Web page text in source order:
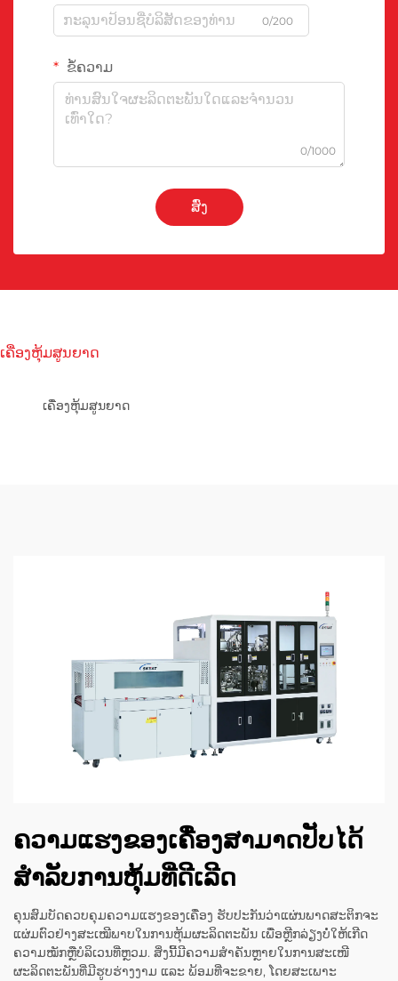
0/200
ຂໍ້ຄວາມ
0/1000
ສົ່ງ
ເຄື່ອງຫຸ້ມສູນຍາດ
ເຄື່ອງຫຸ້ມສູນຍາດ
ຄວາມແຮງຂອງເຄື່ອງສາມາດປັບໄດ້
ສຳລັບການຫຸ້ມທີ່ດີເລີດ
ຄຸນສົມບັດຄວບຄຸມຄວາມແຮງຂອງເຄື່ອງ ຮັບປະກັນວ່າແຜ່ນພາດສະຕິກຈະ
ແຜ່ມຕົວຢ່າງສະເໝີພາບໃນການຫຸ້ມຜະລິດຕະພັນ ເພື່ອຫຼີກລ່ຽງບໍ່ໃຫ້ເກີດ
ຄວາມໝັກຫຼືບໍລິເວນທີ່ຫຼວມ. ສິ່ງນີ້ມີຄວາມສຳຄັນຫຼາຍໃນການສະເໜີ
ຜະລິດຕະພັນທີ່ມີຮູບຮ່າງງາມ ແລະ ພ້ອມທີ່ຈະຂາຍ, ໂດຍສະເພາະ